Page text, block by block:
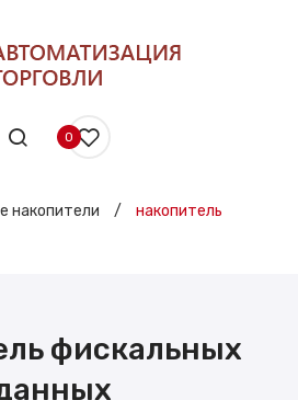
0
накопители /
накопитель
фискальных